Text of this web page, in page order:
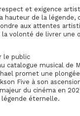
et exigence
hauteur de la légende,
aux attentes
la volonté de livrer
le public
catalogue musical de
promet une
Five à son
du cinéma en
légende éternelle.